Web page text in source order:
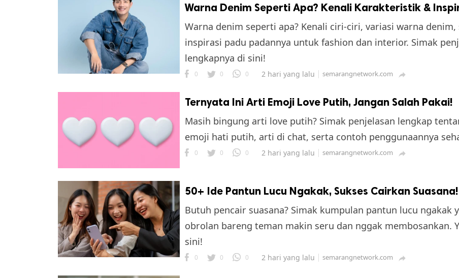
Warna Denim Seperti Apa? Kenali Karakteristik &
Warna denim seperti apa? Kenali ciri-ciri, variasi warna denim,
inspirasi padu padannya untuk fashion dan interior. Simak
lengkapnya di sini!
0 0 0 2 hari yang lalu semarangnetwork.com 
Ternyata Ini Arti Emoji Love Putih, Jangan Salah Pakai!
Masih bingung arti love putih? Simak penjelasan lengkap
emoji hati putih, arti di chat, serta contoh penggunaannya
0 0 0 2 hari yang lalu semarangnetwork.com 
50+ Ide Pantun Lucu Ngakak, Sukses Cairkan Suasana!
Butuh pencair suasana? Simak kumpulan pantun lucu ngakak
obrolan bareng teman makin seru dan nggak membosankan.
sini!
0 0 0 2 hari yang lalu semarangnetwork.com 